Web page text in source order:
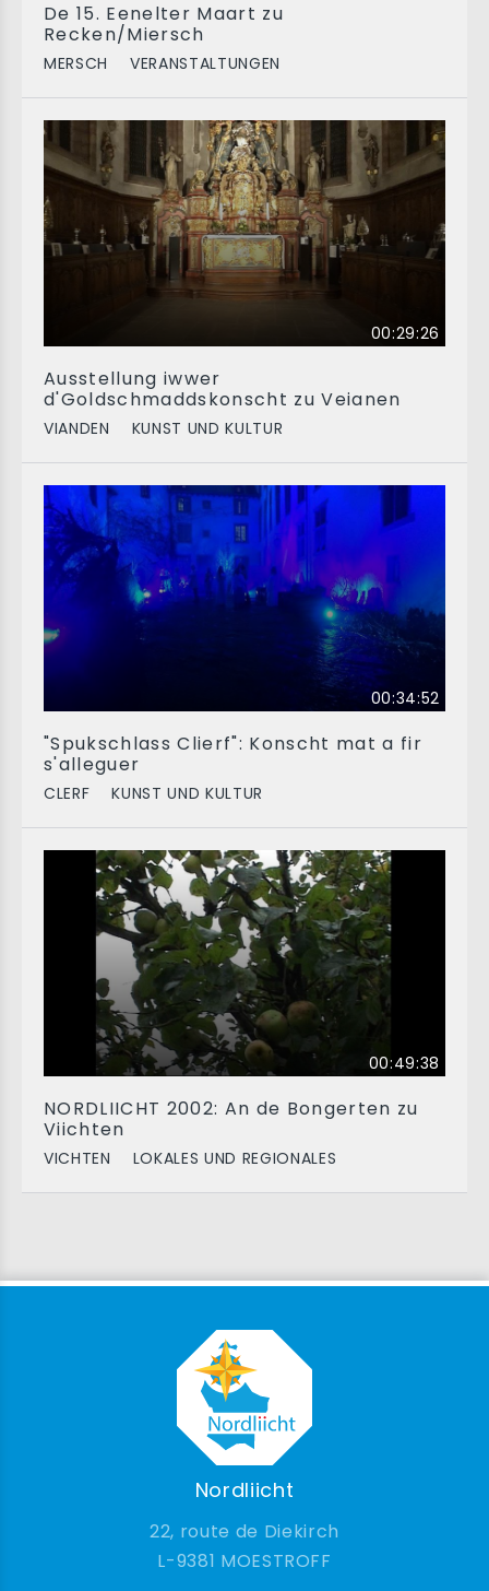
De 15. Eenelter Maart zu
Recken/Miersch
MERSCH VERANSTALTUNGEN
00:29:26
Ausstellung iwwer
d'Goldschmaddskonscht zu Veianen
VIANDEN KUNST UND KULTUR
00:34:52
"Spukschlass Clierf": Konscht mat a fir
s'alleguer
CLERF KUNST UND KULTUR
00:49:38
NORDLIICHT 2002: An de Bongerten zu
Viichten
VICHTEN LOKALES UND REGIONALES
Nordliicht
22, route de Diekirch
9381 MOESTROFF